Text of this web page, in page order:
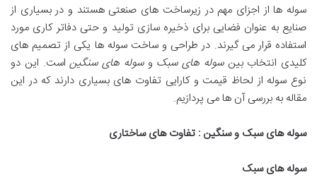
سوله ها از اجزای مهم در زیرساخت های صنعتی هستند و در بسیاری از
صنایع به عنوان فضایی برای ذخیره سازی تولید و حتی دفاتر کاری مورد
استفاده قرار می گیرند. در طراحی و ساخت سوله ها یکی از تصمیم های
کلیدی انتخاب بینسوله های سبک وسوله های سنگیناست. این دو
نوع سوله از لحاظ قیمت و کارایی تفاوت های بسیاری دارند که در این
مقاله به بررسی آن ها می پردازیم.
سوله های سبک و سنگین : تفاوت های ساختاری
سوله های سبک